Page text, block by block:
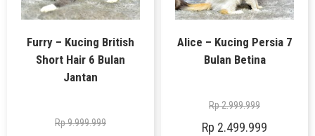
Furry – Kucing British
Short Hair 6 Bulan
Jantan
Rp9.999.999
Alice – Kucing Persia 7
Bulan Betina
Rp2.999.999
Rp 2.499.999